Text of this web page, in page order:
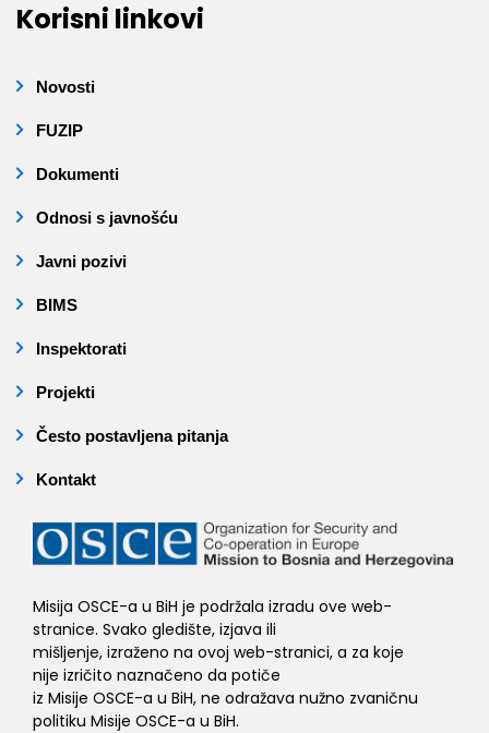
Korisni linkovi
Novosti
FUZIP
Dokumenti
Odnosi s javnošću
Javni pozivi
BIMS
Inspektorati
Projekti
Često postavljena pitanja
Kontakt
Misija OSCE-a u BiH je podržala izradu ove web-
stranice. Svako gledište, izjava ili
mišljenje, izraženo na ovoj web-stranici, a za koje
nije izričito naznačeno da potiče
iz Misije OSCE-a u BiH, ne odražava nužno zvaničnu
politiku Misije OSCE-a u BiH.